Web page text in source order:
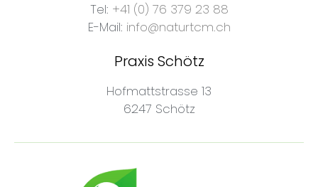
Tel: +41 (0) 76 379 23 88
E-Mail: info@naturtcm.ch
Praxis Schötz
Hofmattstrasse 13
6247 Schötz